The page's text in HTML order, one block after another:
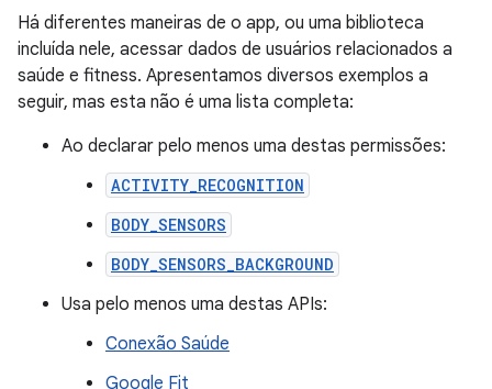
Há diferentes maneiras de o app, ou uma biblioteca
incluída nele, acessar dados de usuários relacionados a
saúde e fitness. Apresentamos diversos exemplos a
seguir, mas esta não é uma lista completa:
Ao declarar pelo menos uma destas permissões:
ACTIVITY_RECOGNITION
BODY_SENSORS
BODY_SENSORS_BACKGROUND
Usa pelo menos uma destas APIs:
Conexão Saúde
Google Fit